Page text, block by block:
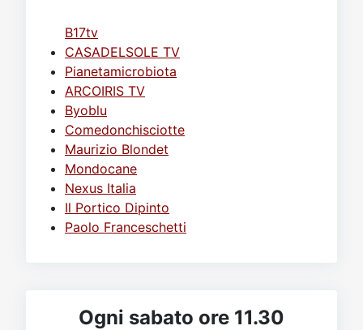
B17tv
CASADELSOLE TV
Pianetamicrobiota
ARCOIRIS TV
Byoblu
Comedonchisciotte
Maurizio Blondet
Mondocane
Nexus Italia
Il Portico Dipinto
Paolo Franceschetti
Ogni sabato ore 11.30